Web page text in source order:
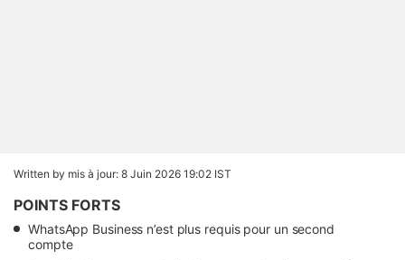
Written by mis à jour: 8 Juin 2026 19:02 IST
POINTS FORTS
WhatsApp Business n’est plus requis pour un second
compte